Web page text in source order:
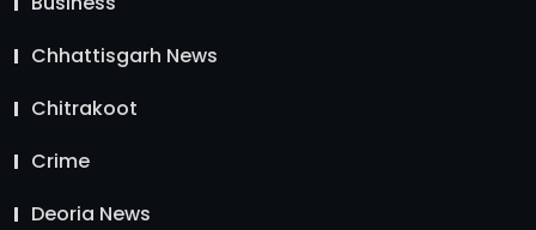
Chhattisgarh News
Chitrakoot
Crime
Deoria News